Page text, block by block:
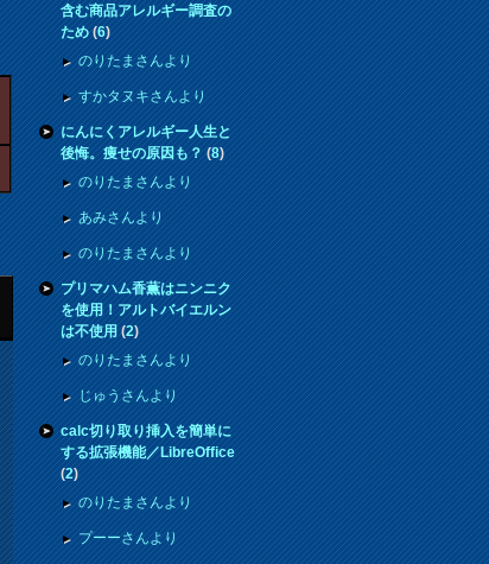
含む商品アレルギー調査の
ため(6)
のりたまさんより
すかタヌキさんより
にんにくアレルギー人生と
後悔。痩せの原因も？(8)
のりたまさんより
あみさんより
のりたまさんより
プリマハム香薫はニンニク
を使用！アルトバイエルン
は不使用(2)
のりたまさんより
じゅうさんより
calc切り取り挿入を簡単に
する拡張機能／LibreOffice
(2)
のりたまさんより
プーーさんより